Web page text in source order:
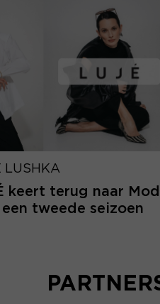
LUSHKA
keert terug naar
tweede seizoen